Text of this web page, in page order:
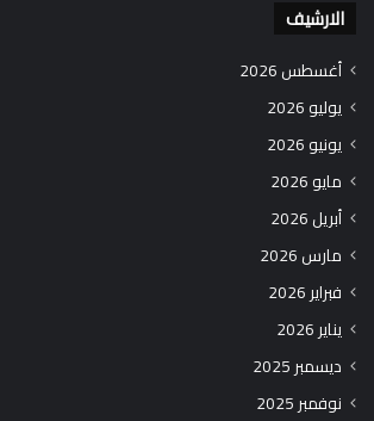
الارشيف
أغسطس 2026
يوليو 2026
يونيو 2026
مايو 2026
أبريل 2026
مارس 2026
فبراير 2026
يناير 2026
ديسمبر 2025
نوفمبر 2025